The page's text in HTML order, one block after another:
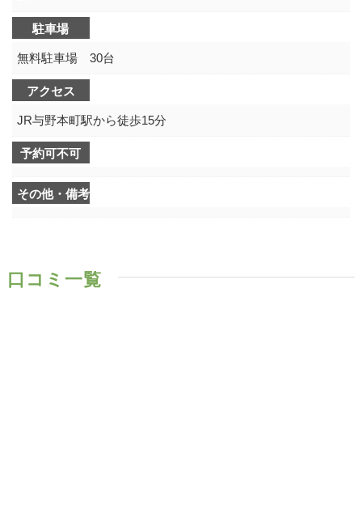
駐車場
無料駐車場 30台
アクセス
JR与野本町駅から徒歩15分
予約可不可
その他・備考
口コミ一覧